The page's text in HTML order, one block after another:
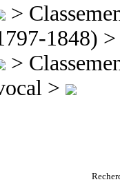
>
1848)
>
>